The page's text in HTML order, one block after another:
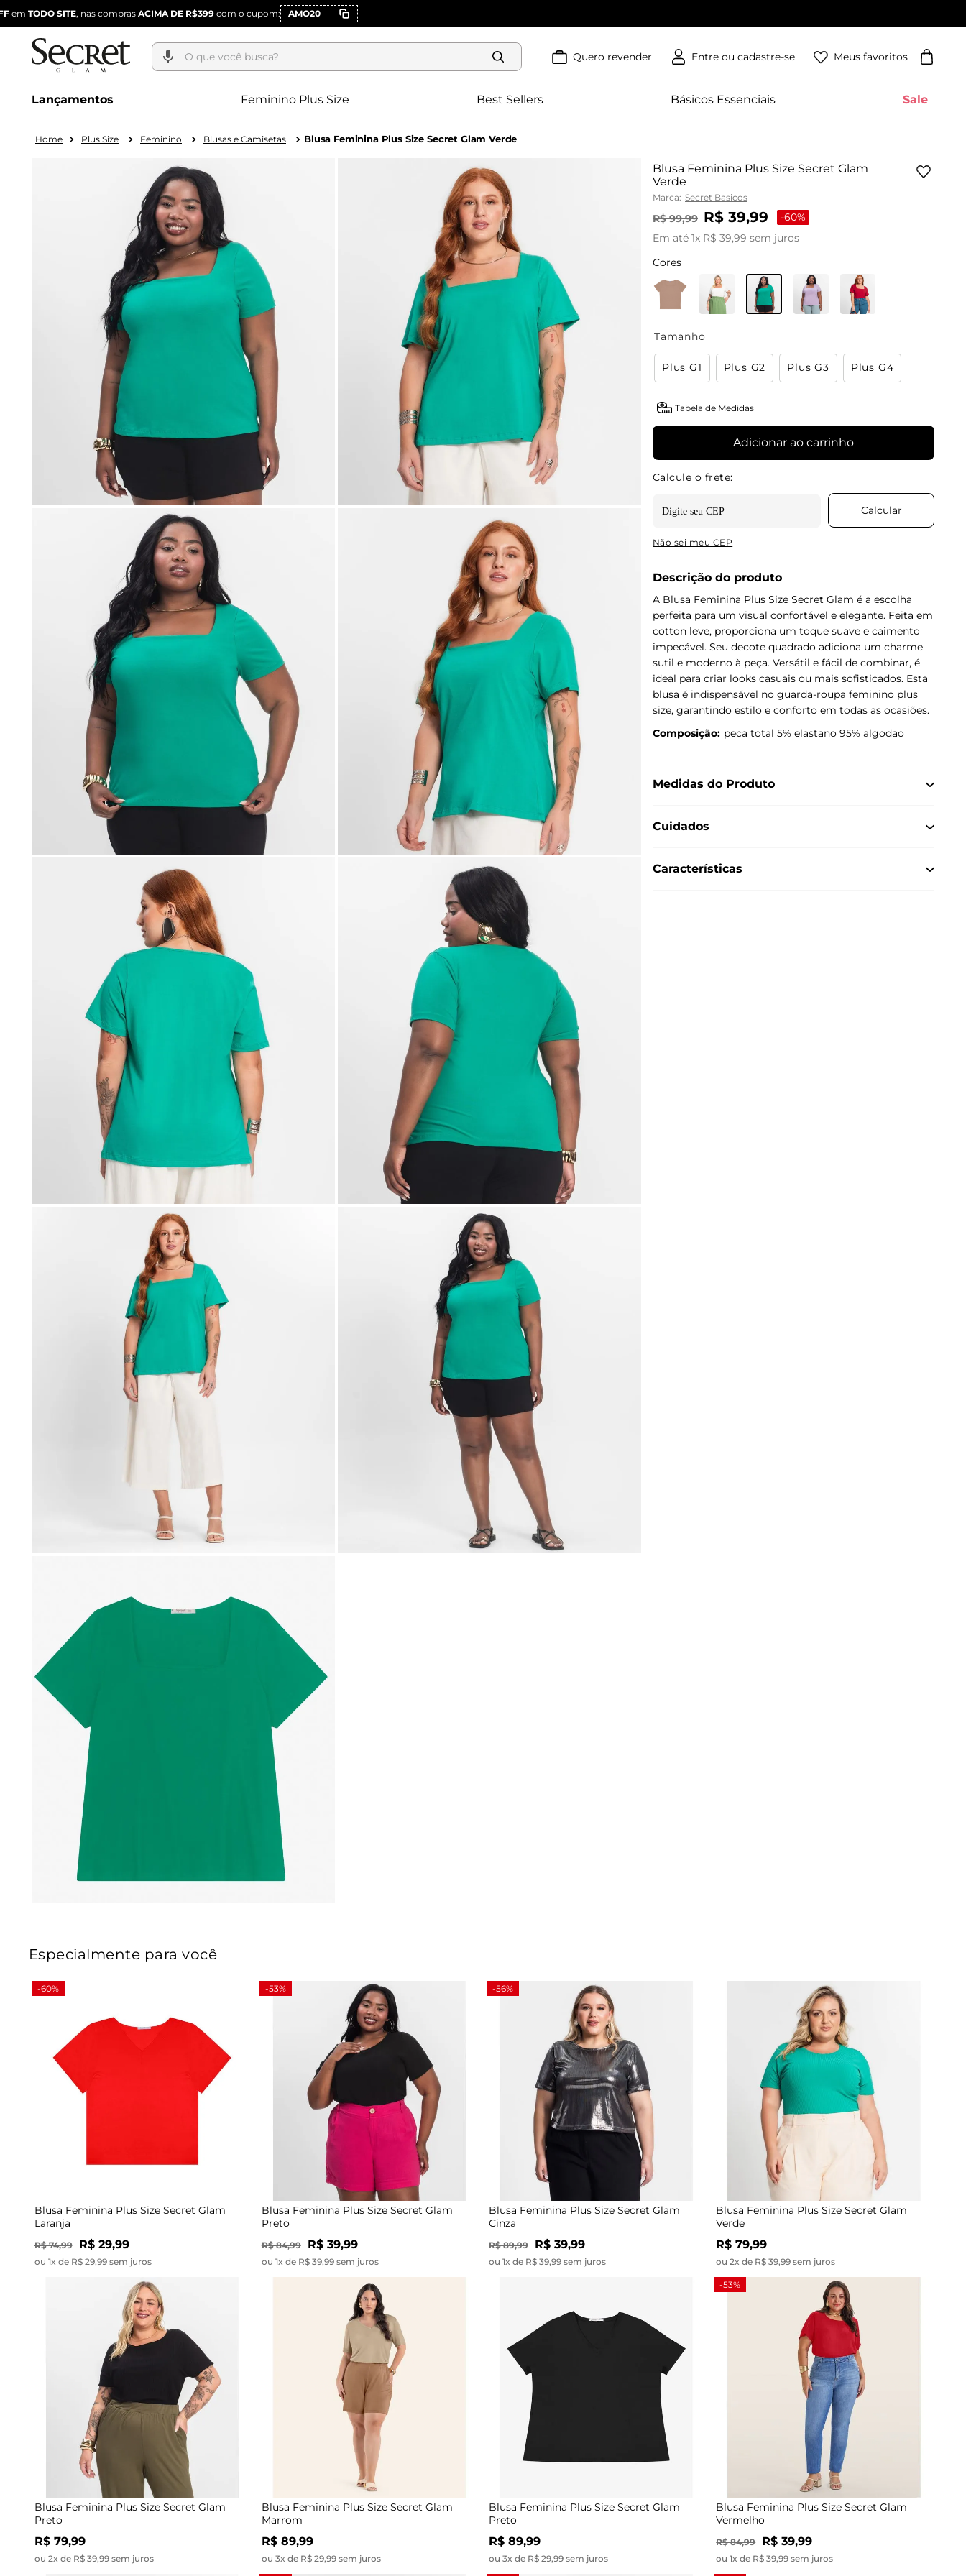
Pague com
O que você busca?
Quero revender Meus favoritos
Lançamentos Feminino Plus Size Best Sellers Básicos Essenciais Sale
Plus Size Feminino Blusas e Camisetas Blusa Feminina Plus Size Secret Glam Verde
Blusa Feminina Plus Size Secret Glam
Verde
Marca: Secret Basicos
R$ 99,99 R$ 39,99 -60%
Em até 1x R$ 39,99 sem juros
Cores
Tamanho
Plus G1 Plus G2 Plus G3 Plus G4
Tabela de Medidas
Adicionar ao carrinho
Não sei meu CEP
Descrição do produto
A Blusa Feminina Plus Size Secret Glam é a escolha
perfeita para um visual confortável e elegante. Feita em
cotton leve, proporciona um toque suave e caimento
impecável. Seu decote quadrado adiciona um charme
sutil e moderno à peça. Versátil e fácil de combinar, é
ideal para criar looks casuais ou mais sofisticados. Esta
blusa é indispensável no guarda-roupa feminino plus
size, garantindo estilo e conforto em todas as ocasiões.
Composição: peca total 5% elastano 95% algodao
Medidas do Produto
Cuidados
Características
Especialmente para você
-60%
Blusa Feminina Plus Size Secret Glam
Laranja
R$ 74,99 R$ 29,99
ou 1x de R$ 29,99 sem juros
-53%
Blusa Feminina Plus Size Secret Glam
Preto
R$ 84,99 R$ 39,99
ou 1x de R$ 39,99 sem juros
-56%
Blusa Feminina Plus Size Secret Glam
Cinza
R$ 89,99 R$ 39,99
ou 1x de R$ 39,99 sem juros
Blusa Feminina Plus Size Secret Glam
Verde
R$ 79,99
ou 2x de R$ 39,99 sem juros
Blusa Feminina Plus Size Secret Glam
Preto
R$ 79,99
ou 2x de R$ 39,99 sem juros
Blusa Feminina Plus Size Secret Glam
Marrom
R$ 89,99
ou 3x de R$ 29,99 sem juros
Blusa Feminina Plus Size Secret Glam
Preto
R$ 89,99
ou 3x de R$ 29,99 sem juros
-53%
Blusa Feminina Plus Size Secret Glam
Vermelho
R$ 84,99 R$ 39,99
ou 1x de R$ 39,99 sem juros